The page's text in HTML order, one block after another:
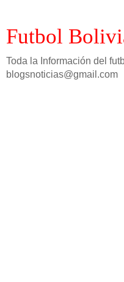
Futbol
Toda la Información del
blogsnoticias@gmail.com